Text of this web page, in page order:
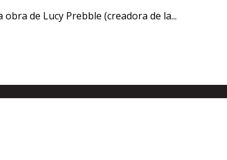
de Lucy Prebble (creadora de la...